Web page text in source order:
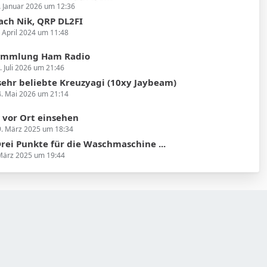
Januar 2026 um 12:36
Nik, QRP DL2FI
April 2024 um 11:48
Ham Radio
Juli 2026 um 21:46
beliebte Kreuzyagi (10xy Jaybeam)
Mai 2026 um 21:14
Ort einsehen
März 2025 um 18:34
Punkte für die Waschmaschine ...
2025 um 19:44